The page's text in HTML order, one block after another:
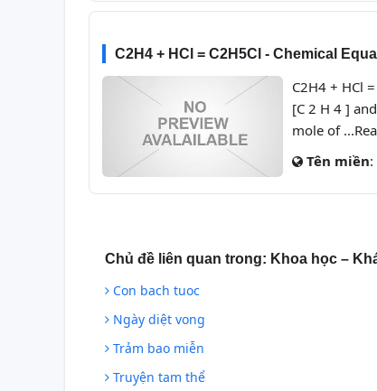
C2H4 + HCl = C2H5Cl - Chemical
C2H4 + HCl
[C 2 H 4 ]
mole of
Tên miền:
Chủ đề liên quan trong: Khoa học –
Con bach tuoc
Ngày diệt vong
Trảm bao miễn
Truyện tam thể